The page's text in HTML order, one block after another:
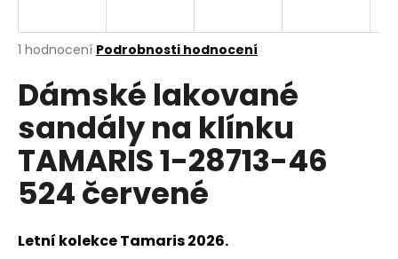
Průměrné
produktu
je
z
5
hvězdiček.
1 hodnocení Podrobnosti hodnocení
Dámské lakované
sandály na klínku
TAMARIS 1-28713-46
524 červené
Letní kolekce Tamaris 2026.
j
t
?
HLEDAT